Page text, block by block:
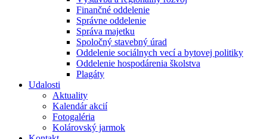
Finančné oddelenie
Správne oddelenie
Správa majetku
Spoločný stavebný úrad
Oddelenie sociálnych vecí a bytovej politiky
Oddelenie hospodárenia školstva
Plagáty
Udalosti
Aktuality
Kalendár akcií
Fotogaléria
Kolárovský jarmok